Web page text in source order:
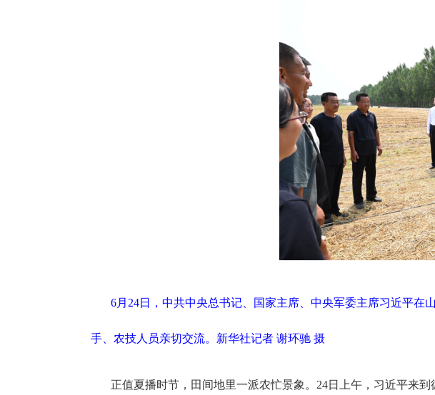
6月24日，中共中央总书记、国家主席、中央军委主席习近平
手、农技人员亲切交流。新华社记者 谢环驰 摄
正值夏播时节，田间地里一派农忙景象。 24日上午，习近平来